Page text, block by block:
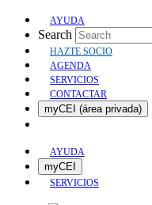
AYUDA
Search
HAZTE SOCIO
AGENDA
SERVICIOS
CONTACTAR
myCEI (área privada)
AYUDA
myCEI
SERVICIOS